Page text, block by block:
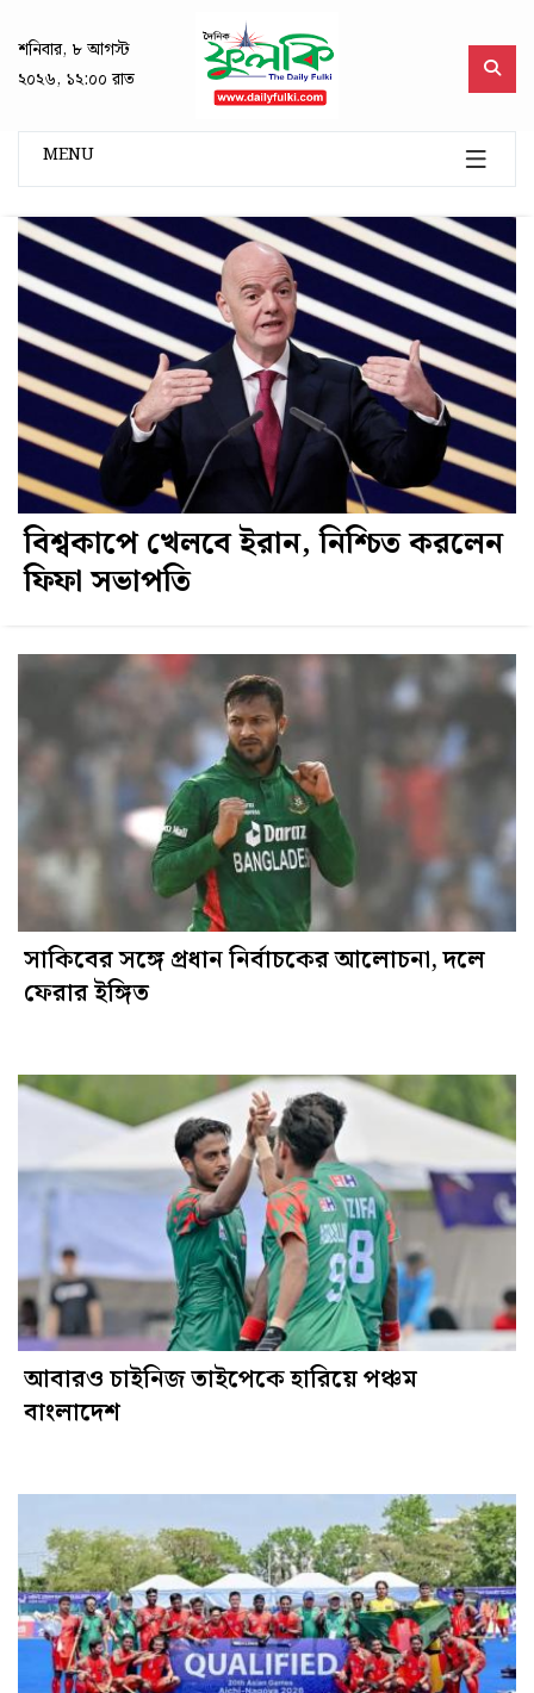
শনিবার, ৮ আগস্ট
২০২৬, ১২:০০ রাত
MENU
বিশ্বকাপে খেলবে ইরান, নিশ্চিত করলেন
ফিফা সভাপতি
সাকিবের সঙ্গে প্রধান নির্বাচকের আলোচনা, দলে
ফেরার ইঙ্গিত
আবারও চাইনিজ তাইপেকে হারিয়ে পঞ্চম
বাংলাদেশ